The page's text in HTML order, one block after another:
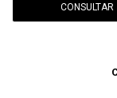
CONSULTAR